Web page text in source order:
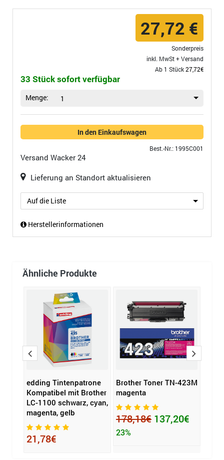
27,72 €
Sonderpreis
inkl. MwSt +Versand
Ab 1 Stück27,72€
33 Stück sofort verfügbar
Menge: 1
In den Einkaufswagen
Best.-Nr.: 1995C001
Versand Wacker 24
Lieferung an Standort aktualisieren
Auf die Liste
Herstellerinformationen
Ähnliche Produkte
edding Tintenpatrone
Kompatibel mit Brother
LC-1100 schwarz, cyan,
magenta, gelb
21,78€
Brother Toner TN-423M
magenta
178,18€ 137,20€
23%